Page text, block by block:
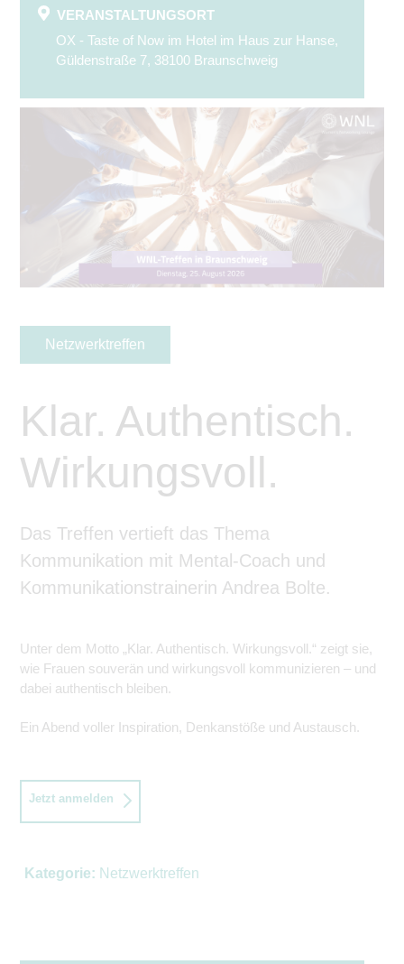
VERANSTALTUNGSORT
OX - Taste of Now im Hotel im Haus zur Hanse,
Güldenstraße 7, 38100 Braunschweig
Netzwerktreffen
Klar. Authentisch.
Wirkungsvoll.
Das Treffen vertieft das Thema
Kommunikation mit Mental-Coach und
Kommunikationstrainerin Andrea Bolte.
Unter dem Motto „Klar. Authentisch. Wirkungsvoll.“ zeigt sie,
wie Frauen souverän und wirkungsvoll kommunizieren – und
dabei authentisch bleiben.
Ein Abend voller Inspiration, Denkanstöße und Austausch.
Jetzt anmelden
Kategorie: Netzwerktreffen